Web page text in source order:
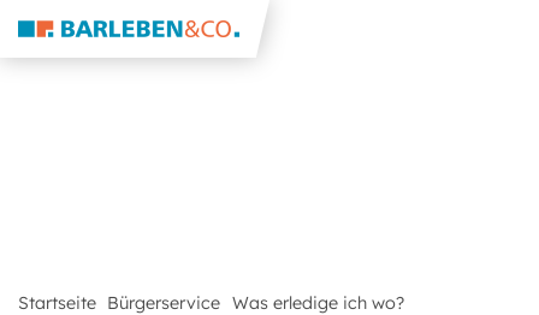
Startseite Bürgerservice Was erledige ich wo?